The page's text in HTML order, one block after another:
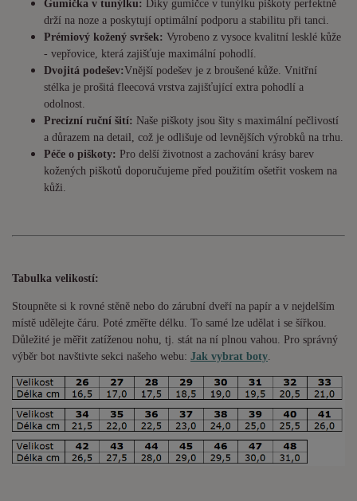
Gumička v tunýlku: Díky gumičce v tunýlku piškoty perfektně
drží na noze a poskytují optimální podporu a stabilitu při tanci.
Prémiový kožený svršek: Vyrobeno z vysoce kvalitní lesklé kůže
- vepřovice, která zajišťuje maximální pohodlí.
Dvojitá podešev:Vnější podešev je z broušené kůže. Vnitřní
stélka je prošitá fleecová vrstva zajišťující extra pohodlí a
odolnost.
Precizní ruční šití: Naše piškoty jsou šity s maximální pečlivostí
a důrazem na detail, což je odlišuje od levnějších výrobků na trhu.
Péče o piškoty: Pro delší životnost a zachování krásy barev
kožených piškotů doporučujeme před použitím ošetřit voskem na
kůži.
Tabulka velikostí:
Stoupněte si k rovné stěně nebo do zárubní dveří na papír a v nejdelším
místě udělejte čáru. Poté změřte délku. To samé lze udělat i se šířkou.
Důležité je měřit zatíženou nohu, tj. stát na ní plnou vahou. Pro správný
výběr bot navštivte sekci našeho webu: Jak vybrat boty